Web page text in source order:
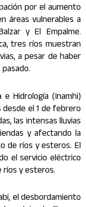
por el aumento
áreas vulnerables a
y El Empalme.
tres ríos muestran
a pesar de haber
Hidrología (Inamhi)
el 1 de febrero
las intensas lluvias
y afectando la
de ríos y esteros. El
el servicio eléctrico
ríos y esteros.
el desbordamiento